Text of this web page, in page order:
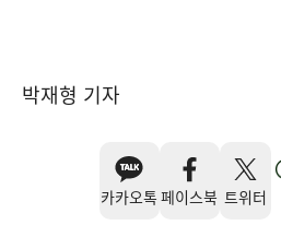
박재형 기자
카카오톡 페이스북 트위터